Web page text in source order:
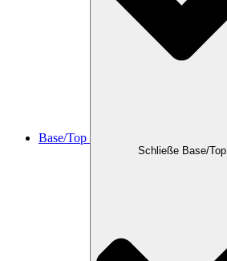
Base/Top
Schließe Base/Top